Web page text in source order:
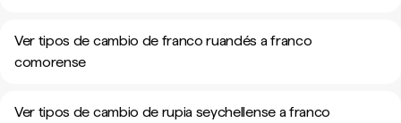
Ver tipos de cambio de franco ruandés a franco
comorense
Ver tipos de cambio de rupia seychellense a franco